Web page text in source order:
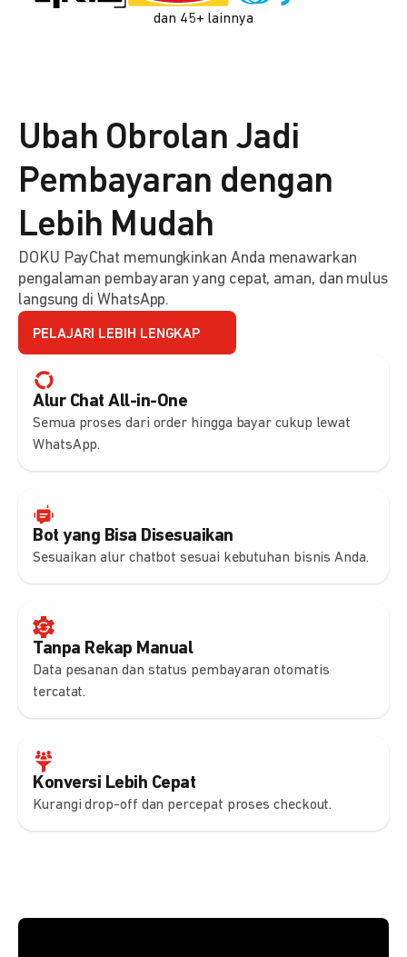
dan 45+ lainnya
Alur Chat All-in-One
Semua proses dari order hingga bayar cukup lewat
WhatsApp.
Bot yang Bisa Disesuaikan
Sesuaikan alur chatbot sesuai kebutuhan bisnis Anda.
Tanpa Rekap Manual
Data pesanan dan status pembayaran otomatis
tercatat.
Konversi Lebih Cepat
Kurangi drop-off dan percepat proses checkout.
Ubah Obrolan Jadi
Pembayaran dengan
Lebih Mudah
DOKU PayChat memungkinkan Anda menawarkan
pengalaman pembayaran yang cepat, aman, dan mulus
langsung di WhatsApp.
PELAJARI LEBIH LENGKAP